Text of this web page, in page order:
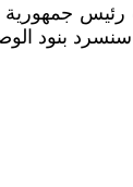
، ونائب
بنود